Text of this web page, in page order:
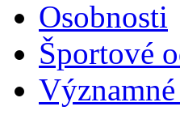
Osobnosti
Športové